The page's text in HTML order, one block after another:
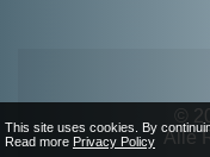
©
Alle
This site uses cookies. By
Read more Privacy Policy